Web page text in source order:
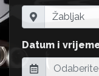
Datum i